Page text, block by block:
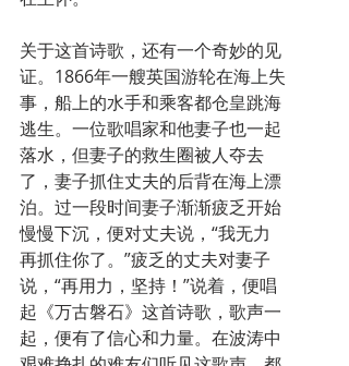
关于这首诗歌，还有一个奇妙的见
证。1866年一艘英国游轮在海上失
事，船上的水手和乘客都仓皇跳海
逃生。一位歌唱家和他妻子也一起
落水，但妻子的救生圈被人夺去
了，妻子抓住丈夫的后背在海上漂
泊。过一段时间妻子渐渐疲乏开始
慢慢下沉，便对丈夫说，“我无力
再抓住你了。”疲乏的丈夫对妻子
说，“再用力，坚持！”说着，便唱
起《万古磐石》这首诗歌，歌声一
起，便有了信心和力量。在波涛中